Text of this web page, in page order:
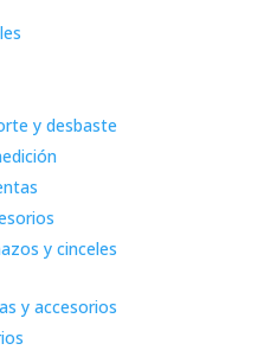
y desbaste
y cinceles
y accesorios